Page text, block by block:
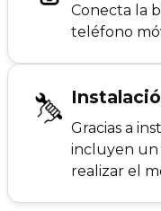
Conecta la
teléfono
Gracias a
incluyen un
realizar el